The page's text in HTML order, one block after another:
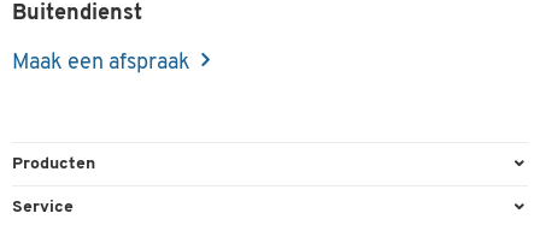
Buitendienst
Maak een afspraak
Producten
Kantoorbenodigdheden
Service